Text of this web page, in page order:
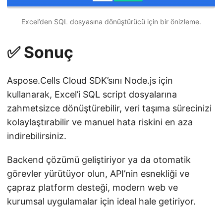
Excel’den SQL dosyasına dönüştürücü için bir önizleme.
✅ Sonuç
Aspose.Cells Cloud SDK’sını Node.js için
kullanarak, Excel’i SQL script dosyalarına
zahmetsizce dönüştürebilir, veri taşıma sürecinizi
kolaylaştırabilir ve manuel hata riskini en aza
indirebilirsiniz.
Backend çözümü geliştiriyor ya da otomatik
görevler yürütüyor olun, API’nin esnekliği ve
çapraz platform desteği, modern web ve
kurumsal uygulamalar için ideal hale getiriyor.